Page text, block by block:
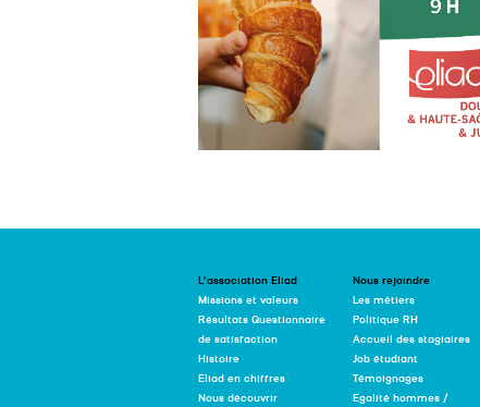
L’association Eliad
Missions et valeurs
Résultats Questionnaire
de satisfaction
Histoire
Eliad en chiffres
Nous découvrir
Nous rejoindre
Les métiers
Politique RH
Accueil des stagiaires
Job étudiant
Témoignages
Egalité hommes /